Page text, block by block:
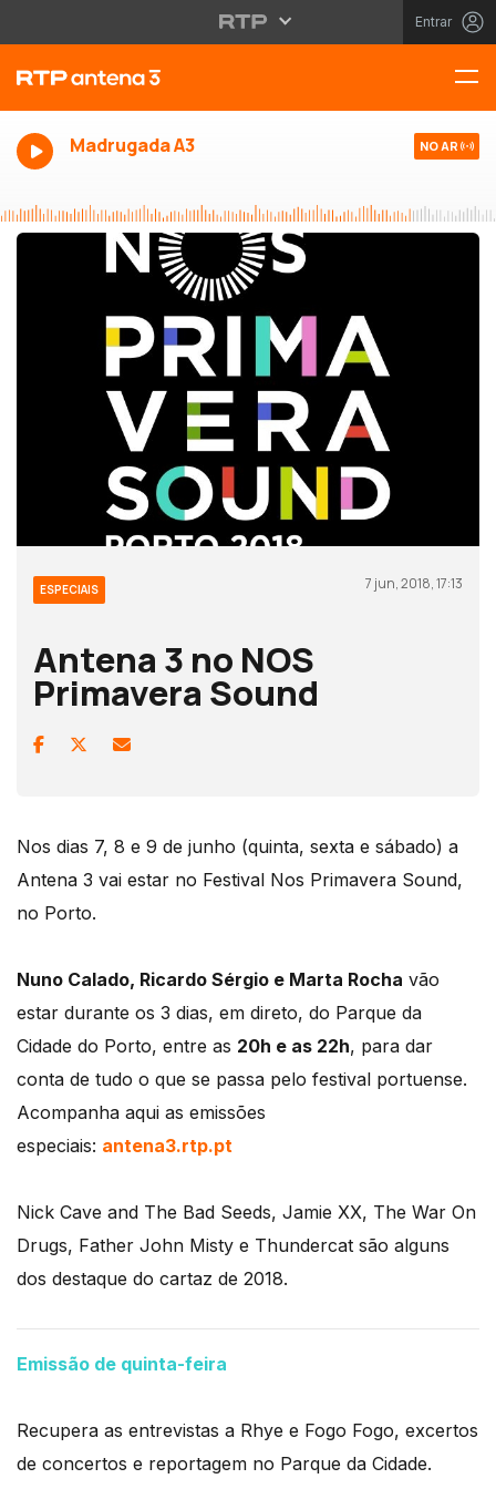
Entrar
Madrugada A3 NO AR
ESPECIAIS 7 jun, 2018, 17:13
Antena 3 no NOS
Primavera Sound
Nos dias 7, 8 e 9 de junho (quinta, sexta e sábado) a
Antena 3 vai estar no Festival Nos Primavera Sound,
no Porto.
Nuno Calado, Ricardo Sérgio e Marta Rocha vão
estar durante os 3 dias, em direto, do Parque da
Cidade do Porto, entre as 20h e as 22h, para dar
conta de tudo o que se passa pelo festival portuense.
Acompanha aqui as emissões
especiais: antena3.rtp.pt
Nick Cave and The Bad Seeds, Jamie XX, The War On
Drugs, Father John Misty e Thundercat são alguns
dos destaque do cartaz de 2018.
Emissão de quinta-feira
Recupera as entrevistas a Rhye e Fogo Fogo, excertos
de concertos e reportagem no Parque da Cidade.